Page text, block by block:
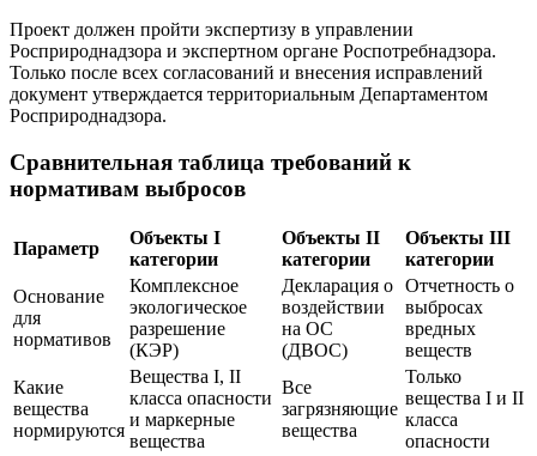
Проект должен пройти экспертизу в управлении
Росприроднадзора и экспертном органе Роспотребнадзора.
Только после всех согласований и внесения исправлений
документ утверждается территориальным Департаментом
Росприроднадзора.
Сравнительная таблица требований к
нормативам выбросов
Параметр
Объекты I
категории
Объекты II
категории
Объекты III
категории
Основание
для
нормативов
Комплексное
экологическое
разрешение
(КЭР)
Декларация о
воздействии
на ОС
(ДВОС)
Отчетность о
выбросах
вредных
веществ
Какие
вещества
нормируются
Вещества I, II
класса опасности
и маркерные
вещества
Все
загрязняющие
вещества
Только
вещества I и II
класса
опасности